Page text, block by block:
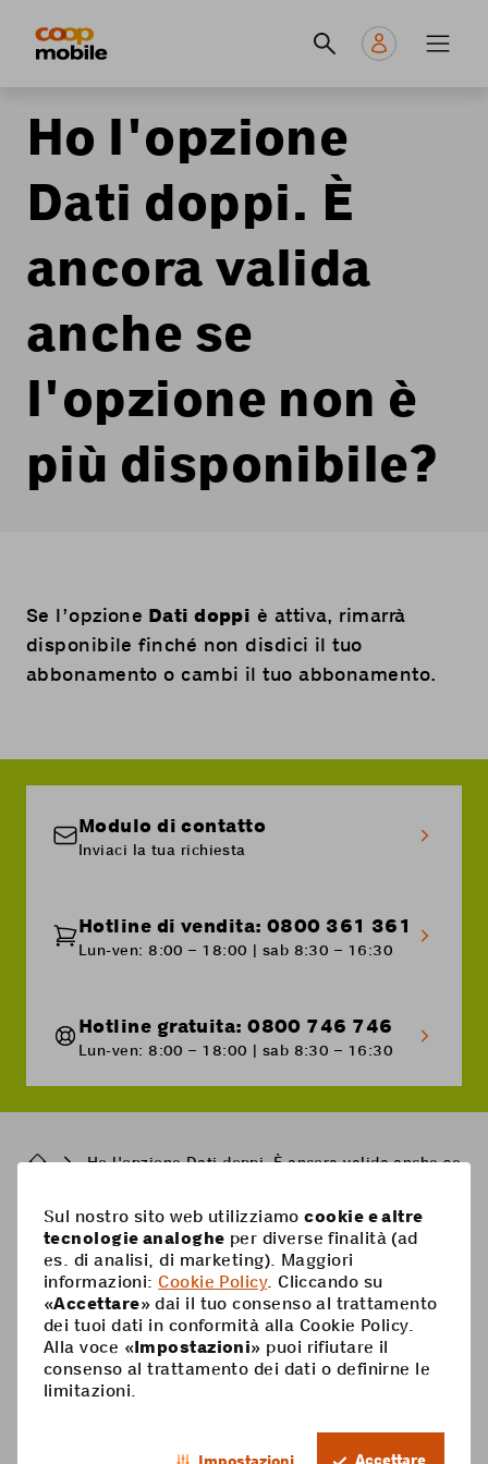
principale
Ho l'opzione
Dati doppi. È
ancora valida
anche se
l'opzione non è
più disponibile?
Se l’opzione Dati doppi è attiva, rimarrà
disponibile finché non disdici il tuo
abbonamento o cambi il tuo abbonamento.
Modulo di contatto
Inviaci la tua richiesta
Hotline di vendita: 0800 361 361
Lun-ven: 8:00 – 18:00 | sab 8:30 – 16:30
Hotline gratuita: 0800 746 746
Lun-ven: 8:00 – 18:00 | sab 8:30 – 16:30
BreadcrumbHo l'opzione Dati doppi. È ancora valida anche se
Pied
de
page
Mobile
Abbonamenti mobili
Scheda Prepaid
Opzioni
Aiuto
Supercard
Ricarica Prepaid
Coop Mobile
IT
Sul nostro sito web utilizziamocookie e altre
tecnologie analoghe per diverse finalità (ad
es. di analisi, di marketing). Maggiori
informazioni:Cookie Policy. Cliccando su
«Accettare» dai il tuo consenso al trattamento
dei tuoi dati in conformità alla Cookie Policy.
Alla voce «Impostazioni» puoi rifiutare il
consenso al trattamento dei dati o definirne le
limitazioni.
Impostazioni Accettare